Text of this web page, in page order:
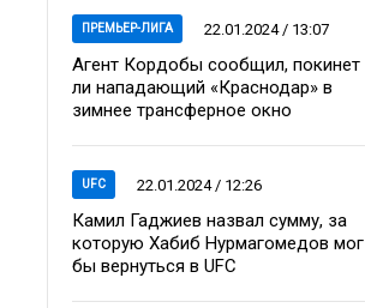
ПРЕМЬЕР-ЛИГА 22.01.2024 / 13:07
Агент Кордобы сообщил, покинет
ли нападающий «Краснодар» в
зимнее трансферное окно
UFC 22.01.2024 / 12:26
Камил Гаджиев назвал сумму, за
которую Хабиб Нурмагомедов мог
бы вернуться в UFC